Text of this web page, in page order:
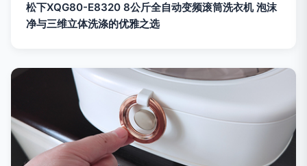
松下XQG80-E8320 8公斤全自动变频滚筒洗衣机 泡沫
净与三维立体洗涤的优雅之选